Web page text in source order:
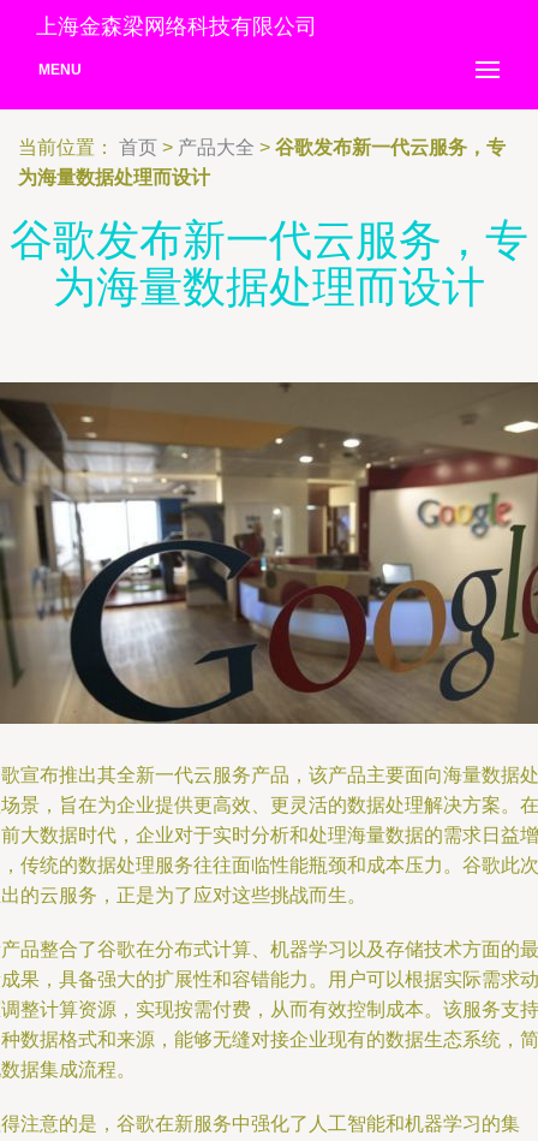
上海金森梁网络科技有限公司
MENU
当前位置： 首页 > 产品大全 > 谷歌发布新一代云服务，专
为海量数据处理而设计
谷歌发布新一代云服务，专
为海量数据处理而设计
宣布推出其全新一代云服务产品，该产品主要面向海量数据处
景，旨在为企业提供更高效、更灵活的数据处理解决方案。在
大数据时代，企业对于实时分析和处理海量数据的需求日益增
传统的数据处理服务往往面临性能瓶颈和成本压力。谷歌此次
的云服务，正是为了应对这些挑战而生。
品整合了谷歌在分布式计算、机器学习以及存储技术方面的最
果，具备强大的扩展性和容错能力。用户可以根据实际需求动
整计算资源，实现按需付费，从而有效控制成本。该服务支持
数据格式和来源，能够无缝对接企业现有的数据生态系统，简
据集成流程。
注意的是，谷歌在新服务中强化了人工智能和机器学习的集